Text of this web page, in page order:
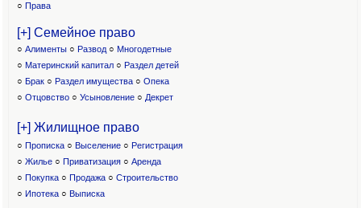
○ Права
[+] Семейное право
○ Алименты ○ Развод ○ Многодетные
○ Материнский капитал○ Раздел детей
○ Брак ○ Раздел имущества ○ Опека
○ Отцовство○ Усыновление ○ Декрет
[+] Жилищное право
○ Прописка ○ Выселение ○ Регистрация
○ Жилье ○ Приватизация ○ Аренда
○ Покупка ○ Продажа ○ Строительство
○ Ипотека ○ Выписка